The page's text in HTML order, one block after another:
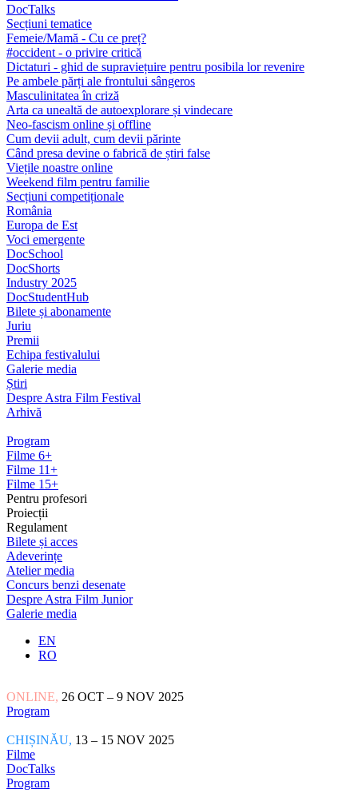
DocTalks
Secțiuni tematice
Femeie/Mamă - Cu ce preț?
#occident - o privire critică
Dictaturi - ghid de supraviețuire pentru posibila lor revenire
Pe ambele părți ale frontului sângeros
Masculinitatea în criză
Arta ca unealtă de autoexplorare și vindecare
Neo-fascism online și offline
Cum devii adult, cum devii părinte
Când presa devine o fabrică de știri false
Viețile noastre online
Weekend film pentru familie
Secțiuni competiționale
România
Europa de Est
Voci emergente
DocSchool
DocShorts
Industry 2025
DocStudentHub
Bilete și abonamente
Juriu
Premii
Echipa festivalului
Galerie media
Știri
Despre Astra Film Festival
Arhivă
Program
Filme 6+
Filme 11+
Filme 15+
Pentru profesori
Proiecții
Regulament
Bilete și acces
Adeverințe
Atelier media
Concurs benzi desenate
Despre Astra Film Junior
Galerie media
EN
RO
ONLINE, 26 OCT – 9 NOV 2025
Program
CHIȘINĂU, 13 – 15 NOV 2025
Filme
DocTalks
Program